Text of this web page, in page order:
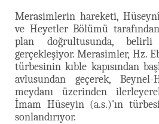
Merasimlerin hareketi,
ve Heyetler Bölümü
plan doğrultusunda, belirli
gerçekleşiyor. Merasimler, Hz.
türbesinin kıble kapısından
avlusundan geçerek, Beynel-
meydanı üzerinden
İmam Hüseyin (a.s.)'ın
sonlandırıyor.